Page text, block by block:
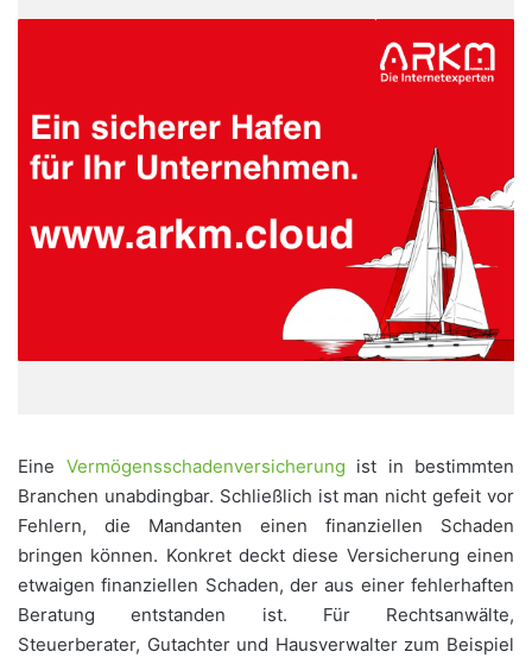
Eine Vermögensschadenversicherung ist in bestimmten
Branchen unabdingbar. Schließlich ist man nicht gefeit vor
Fehlern, die Mandanten einen finanziellen Schaden
bringen können. Konkret deckt diese Versicherung einen
etwaigen finanziellen Schaden, der aus einer fehlerhaften
Beratung entstanden ist. Für Rechtsanwälte,
Steuerberater, Gutachter und Hausverwalter zum Beispiel